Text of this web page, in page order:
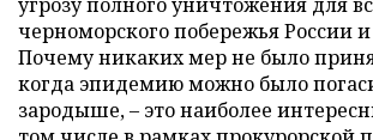
черноморского побережья России
Почему никаких мер не было
когда эпидемию можно было
зародыше, – это наиболее